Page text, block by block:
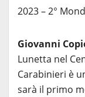
2023 – 2°
Giovanni
Lunetta nel
Carabinieri è
sarà il primo